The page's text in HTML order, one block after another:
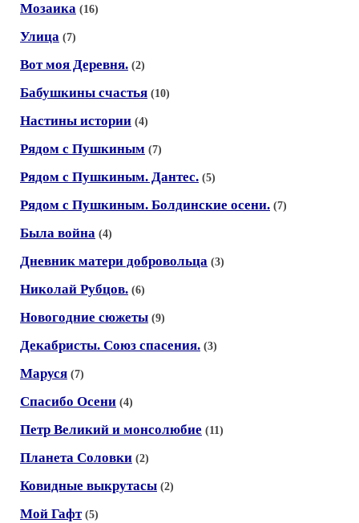
Мозаика (16)
Улица (7)
Вот моя Деревня. (2)
Бабушкины счастья (10)
Настины истории (4)
Рядом с Пушкиным (7)
Рядом с Пушкиным. Дантес. (5)
Рядом с Пушкиным. Болдинские осени. (7)
Была война (4)
Дневник матери добровольца (3)
Николай Рубцов. (6)
Новогодние сюжеты (9)
Декабристы. Союз спасения. (3)
Маруся (7)
Спасибо Осени (4)
Петр Великий и монсолюбие (11)
Планета Соловки (2)
Ковидные выкрутасы (2)
Мой Гафт (5)